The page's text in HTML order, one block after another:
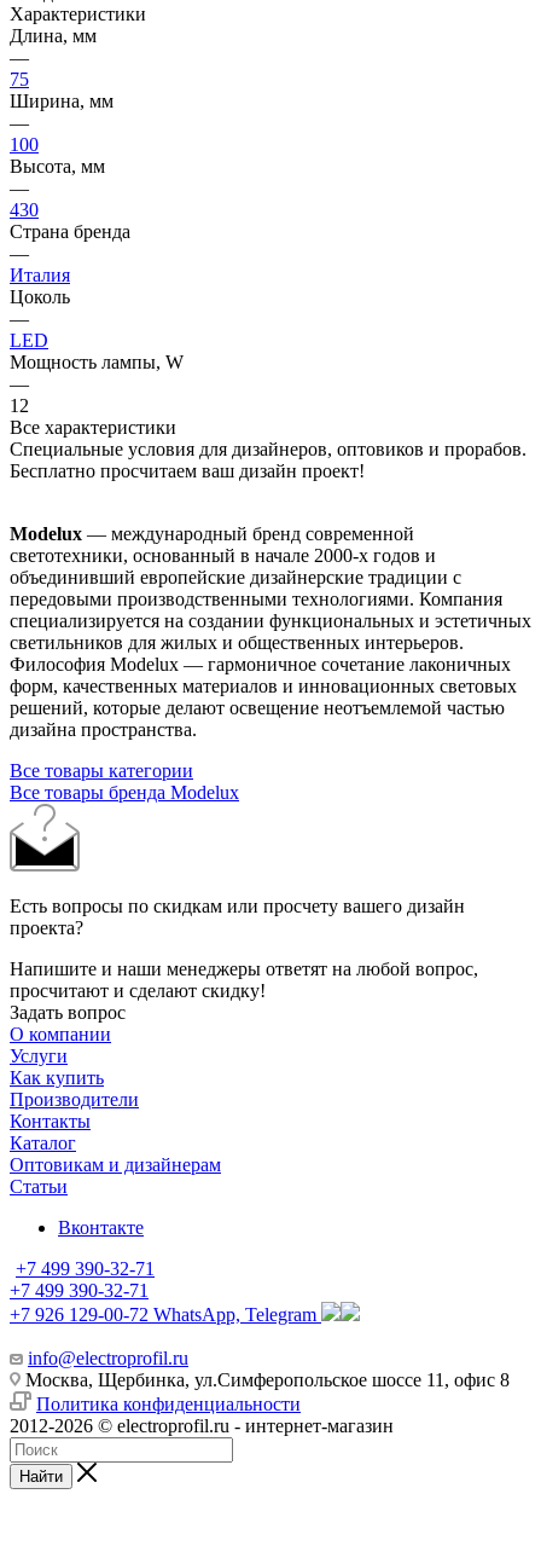
Характеристики
Длина, мм
—
75
Ширина, мм
—
100
Высота, мм
—
430
Страна бренда
—
Италия
Цоколь
—
LED
Мощность лампы, W
—
12
Все характеристики
Специальные условия для дизайнеров, оптовиков и прорабов.
Бесплатно просчитаем ваш дизайн проект!
Modelux — международный бренд современной
светотехники, основанный в начале 2000‑х годов и
объединивший европейские дизайнерские традиции с
передовыми производственными технологиями. Компания
специализируется на создании функциональных и эстетичных
светильников для жилых и общественных интерьеров.
Философия Modelux — гармоничное сочетание лаконичных
форм, качественных материалов и инновационных световых
решений, которые делают освещение неотъемлемой частью
дизайна пространства.
Все товары категории
Все товары бренда Modelux
Есть вопросы по скидкам или просчету вашего дизайн
проекта?
Напишите и наши менеджеры ответят на любой вопрос,
просчитают и сделают скидку!
Задать вопрос
О компании
Услуги
Как купить
Производители
Контакты
Каталог
Оптовикам и дизайнерам
Статьи
Вконтакте
+7 499 390-32-71
+7 499 390-32-71
+7 926 129-00-72 WhatsApp, Telegram
info@electroprofil.ru
Москва, Щербинка, ул.Симферопольское шоссе 11, офис 8
Политика конфиденциальности
2012-2026 © electroprofil.ru - интернет-магазин
Найти